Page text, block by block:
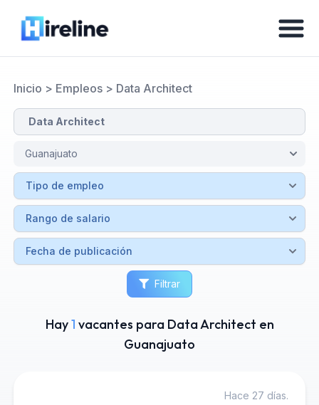
Inicio > Empleos> Data Architect
Filtrar
Hay1 vacantes para Data Architect en
Guanajuato
Hace 27 días.